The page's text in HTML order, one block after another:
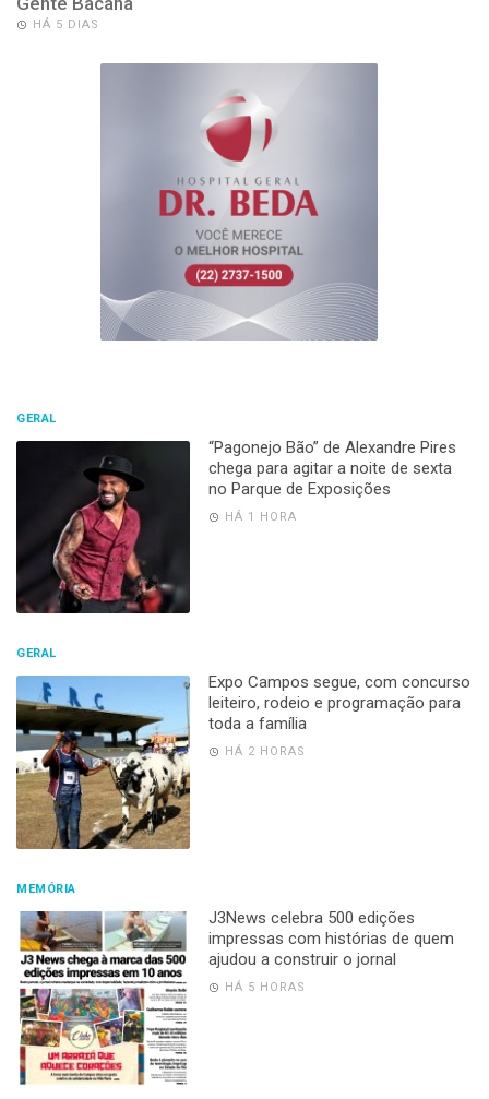
HÁ 5 DIAS
GERAL
“Pagonejo Bão” de Alexandre Pires
chega para agitar a noite de sexta
no Parque de Exposições
HÁ 1 HORA
GERAL
Expo Campos segue, com concurso
leiteiro, rodeio e programação para
toda a família
HÁ 2 HORAS
MEMÓRIA
J3News celebra 500 edições
impressas com histórias de quem
ajudou a construir o jornal
HÁ 5 HORAS